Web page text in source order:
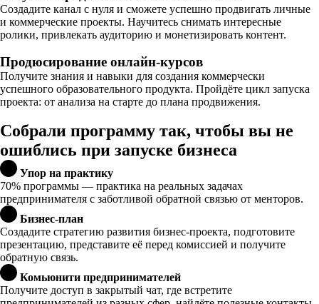
Создадите канал с нуля и сможете успешно продвигать личные
и коммерческие проекты. Научитесь снимать интересные
ролики, привлекать аудиторию и монетизировать контент.
Продюсирование онлайн-курсов
Получите знания и навыки для создания коммерчески
успешного образовательного продукта. Пройдёте цикл запуска
проекта: от анализа на старте до плана продвижения.
Собрали программу так, чтобы вы не
ошиблись при запуске бизнеса
Упор на практику
70% программы — практика на реальных задачах
предпринимателя с заботливой обратной связью от менторов.
Бизнес-план
Создадите стратегию развития бизнес-проекта, подготовите
презентацию, представите её перед комиссией и получите
обратную связь.
Комьюнити предпринимателей
Получите доступ в закрытый чат, где встретите